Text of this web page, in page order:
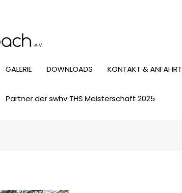
GALERIE DOWNLOADS KONTAKT & ANFAHRT
Partner der swhv THS Meisterschaft 2025